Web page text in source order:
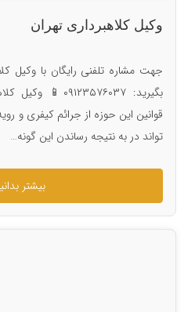
وکیل کلاهبرداری تهران
جهت مشاره تلفنی رایگان با وکیل
بگیرید:
قوانین این حوزه از جرائم کیفری و
تواند در به نتیجه رساندن این گونه…
بیشتر